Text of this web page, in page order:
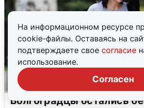
На информационном ресурсе
cookie-файлы. Оставаясь на
подтверждаете свое согласие
использование.
Согласен
Волгоградцы остались